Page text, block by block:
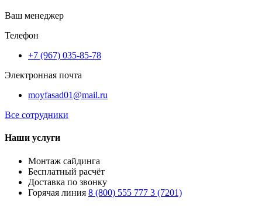
Ваш менеджер
Телефон
+7 (967) 035-85-78
Электронная почта
moyfasad01@mail.ru
Все сотрудники
Наши услуги
Монтаж сайдинга
Бесплатный расчёт
Доставка по звонку
Горячая линия 8 (800) 555 777 3 (7201)